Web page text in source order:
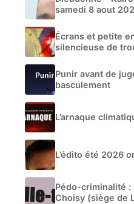
samedi 8 aout
Écrans et petite
silencieuse de
Punir avant de
basculement
L’arnaque
L’édito été 2026
Pédo-criminalité :
Choisy (siège de